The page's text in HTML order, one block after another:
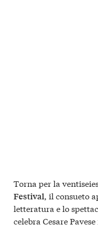
Torna per la
Festival, il consueto
letteratura e lo
celebra Cesare